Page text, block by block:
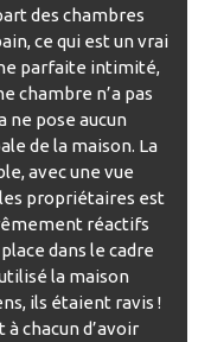
des chambres
ce qui est un vrai
parfaite intimité,
chambre n’a pas
ne pose aucun
de la maison. La
avec une vue
propriétaires est
réactifs
dans le cadre
la maison
ils étaient ravis !
chacun d’avoir